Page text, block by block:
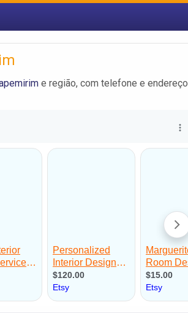
e região, com telefone e endereço